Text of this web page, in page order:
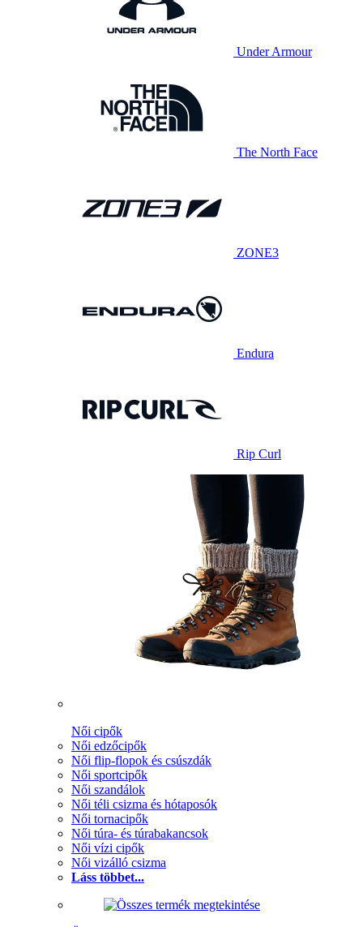
Under Armour
The North Face
ZONE3
Endura
Rip Curl
Női cipők
Női edzőcipők
Női flip-flopok és csúszdák
Női sportcipők
Női szandálok
Női téli csizma és hótaposók
Női tornacipők
Női túra- és túrabakancsok
Női vízi cipők
Női vizálló csizma
Láss többet...